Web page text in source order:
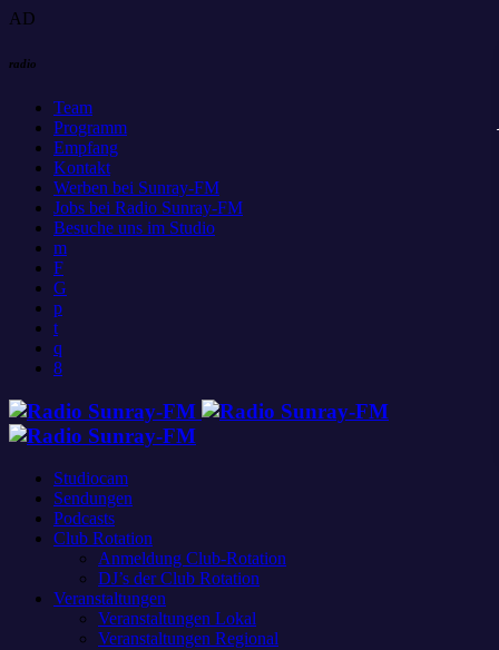
AD
radio
Team
Programm
Empfang
Kontakt
Werben bei Sunray-FM
Jobs bei Radio Sunray-FM
Besuche uns im Studio
Studiocam
Sendungen
Podcasts
Club Rotation
Anmeldung Club-Rotation
DJ’s der Club Rotation
Veranstaltungen
Veranstaltungen Lokal
Veranstaltungen Regional